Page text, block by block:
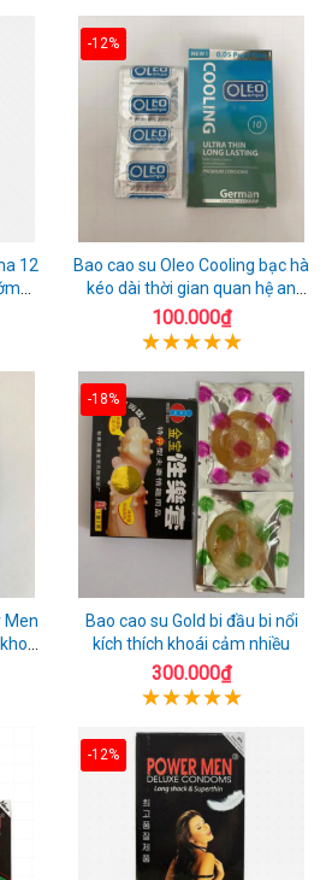
12
-12%
Bao cao su Oleo Cooling bạc hà
kéo dài thời gian quan hệ an
toàn
100.000₫
Men
-18%
Bao cao su Gold bi đầu bi nổi
kích thích khoái cảm nhiều
300.000₫
-12%